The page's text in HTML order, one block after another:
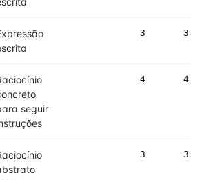
3 3
seguir
4 4
3 3